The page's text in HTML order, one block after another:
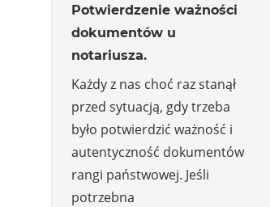
Potwierdzenie ważności
dokumentów u
notariusza.
Każdy z nas choć raz stanął
przed sytuacją, gdy trzeba
było potwierdzić ważność i
autentyczność dokumentów
rangi państwowej. Jeśli
potrzebna